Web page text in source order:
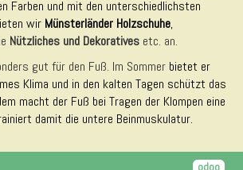
Farben und mit den unterschiedlichsten
wir Münsterländer Holzschuhe,
Nützliches und Dekoratives etc. an.
gut für den Fuß. Im Sommer bietet er
Klima und in den kalten Tagen schützt das
macht der Fuß bei Tragen der Klompen eine
damit die untere Beinmuskulatur.
odoo